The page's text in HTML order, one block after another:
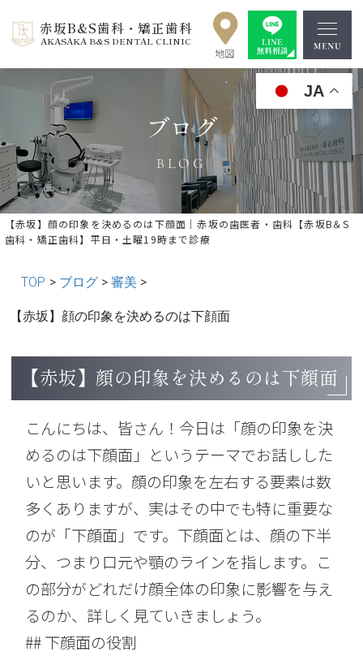
赤坂B&S歯科・矯正歯科
AKASAKA B&S DENTAL CLINIC
JA
ブログ
BLOG
【赤坂】顔の印象を決めるのは下顔面｜赤坂の歯医者・歯科【赤坂B＆S
歯科・矯正歯科】平日・土曜19時まで診療
TOP > ブログ > 審美 >
【赤坂】顔の印象を決めるのは下顔面
« 前の記事へ │記事一覧│
【赤坂】顔の印象を決めるのは下顔面
こんにちは、皆さん！今日は「顔の印象を決
めるのは下顔面」というテーマでお話しした
いと思います。顔の印象を左右する要素は数
多くありますが、実はその中でも特に重要な
のが「下顔面」です。下顔面とは、顔の下半
分、つまり口元や顎のラインを指します。こ
の部分がどれだけ顔全体の印象に影響を与え
るのか、詳しく見ていきましょう。
## 下顔面の役割